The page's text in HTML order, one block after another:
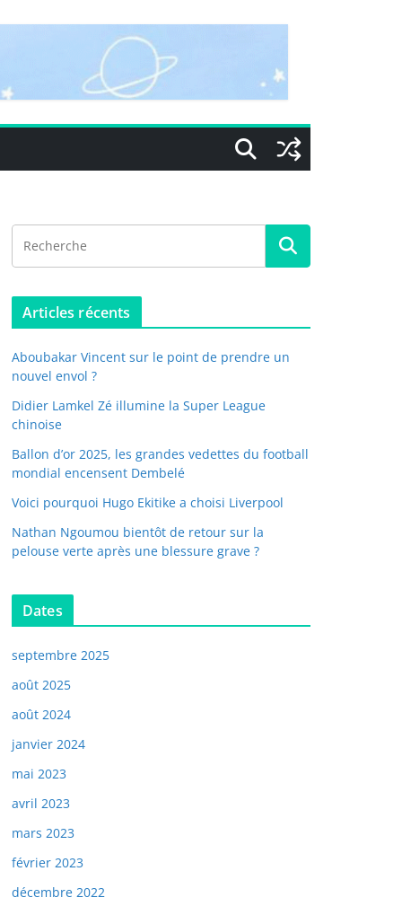
Articles récents
Aboubakar Vincent sur le point de prendre un
nouvel envol ?
Didier Lamkel Zé illumine la Super League
chinoise
Ballon d’or 2025, les grandes vedettes du football
mondial encensent Dembelé
Voici pourquoi Hugo Ekitike a choisi Liverpool
Nathan Ngoumou bientôt de retour sur la
pelouse verte après une blessure grave ?
Dates
septembre 2025
août 2025
août 2024
janvier 2024
mai 2023
avril 2023
mars 2023
février 2023
décembre 2022